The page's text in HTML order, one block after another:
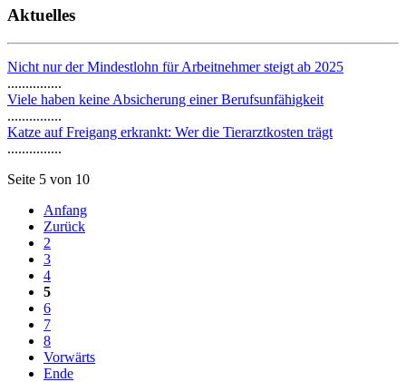
Aktuelles
Nicht nur der Mindestlohn für Arbeitnehmer steigt ab 2025
...............
Viele haben keine Absicherung einer Berufsunfähigkeit
...............
Katze auf Freigang erkrankt: Wer die Tierarztkosten trägt
...............
Seite 5 von 10
Anfang
Zurück
2
3
4
5
6
7
8
Vorwärts
Ende